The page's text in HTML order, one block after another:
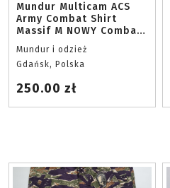
Mundur Multicam ACS
Army Combat Shirt
Massif M NOWY Combat
shirt
Mundur i odzież
Gdańsk, Polska
250.00 zł